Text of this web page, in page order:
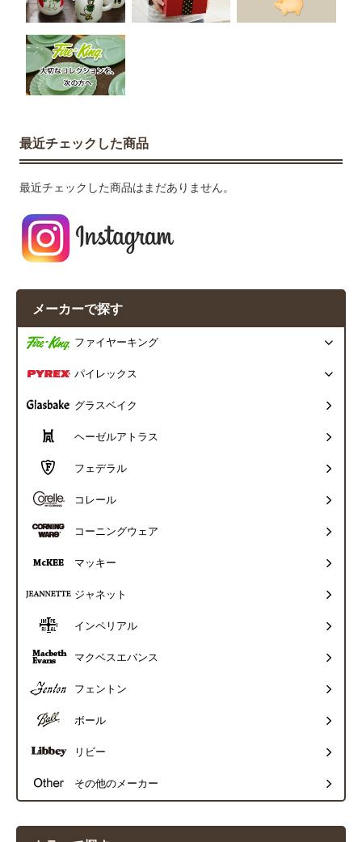
最近チェックした商品
最近チェックした商品はまだありません。
メーカーで探す
ファイヤーキング
パイレックス
グラスベイク
ヘーゼルアトラス
フェデラル
コレール
コーニングウェア
マッキー
ジャネット
インペリアル
マクベスエバンス
フェントン
ボール
リビー
その他のメーカー